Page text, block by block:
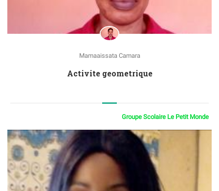
Mamaaissata Camara
Activite geometrique
Groupe Scolaire Le Petit Monde